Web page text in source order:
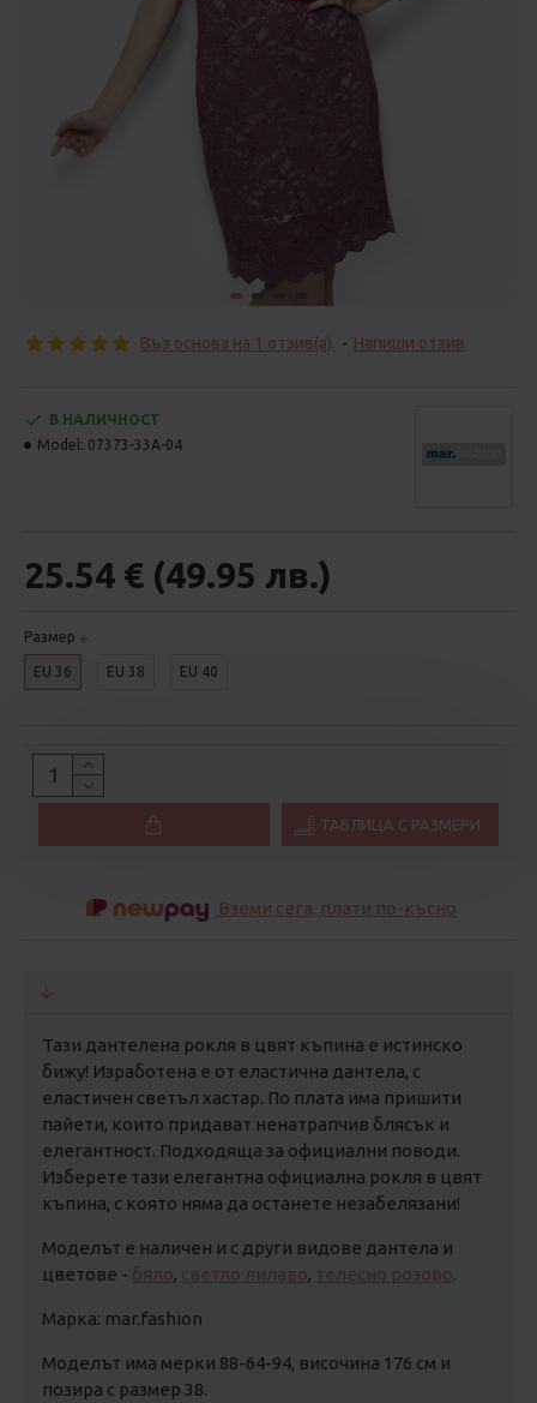
Въз основа на 1 отзив(а). - Напиши отзив
25.54 € (49.95 лв.)
В НАЛИЧНОСТ
Model: 07373-33A-04
Размер
EU 36 EU 38 EU 40
ТАБЛИЦА С РАЗМЕРИ
Вземи сега, плати по-късно
Тази дантелена рокля в цвят къпина е истинско
бижу! Изработена е от еластична дантела, с
еластичен светъл хастар. По плата има пришити
пайети, които придават ненатрапчив блясък и
елегантност. Подходяща за официални поводи.
Изберете тази елегантна официална рокля в цвят
къпина, с която няма да останете незабелязани!
Моделът е наличен и с други видове дантела и
цветове - бяло, светло лилаво, телесно розово.
Марка: mar.fashion
Моделът има мерки 88-64-94, височина 176 см и
позира с размер 38.